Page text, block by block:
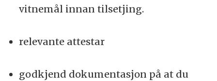
vitnemål innan tilsetjing.
relevante attestar
godkjend dokumentasjon på at du